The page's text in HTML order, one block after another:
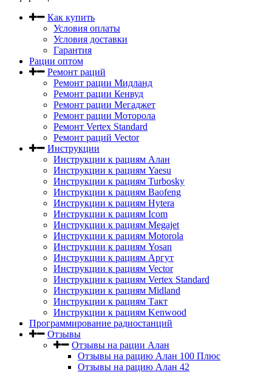
Как купить
Условия оплаты
Условия доставки
Гарантия
Рации оптом
Ремонт раций
Ремонт рации Мидланд
Ремонт рации Кенвуд
Ремонт рации Мегаджет
Ремонт рации Моторола
Ремонт Vertex Standard
Ремонт раций Vector
Инструкции
Инструкции к рациям Алан
Инструкции к рациям Yaesu
Инструкции к рациям Turbosky
Инструкции к рациям Baofeng
Инструкции к рациям Hytera
Инструкции к рациям Icom
Инструкции к рациям Megajet
Инструкции к рациям Motorola
Инструкции к рациям Yosan
Инструкции к рациям Аргут
Инструкции к рациям Vector
Инструкции к рациям Vertex Standard
Инструкции к рациям Midland
Инструкции к рациям Такт
Инструкции к рациям Kenwood
Программирование радиостанций
Отзывы
Отзывы на рации Алан
Отзывы на рацию Алан 100 Плюс
Отзывы на рацию Алан 42